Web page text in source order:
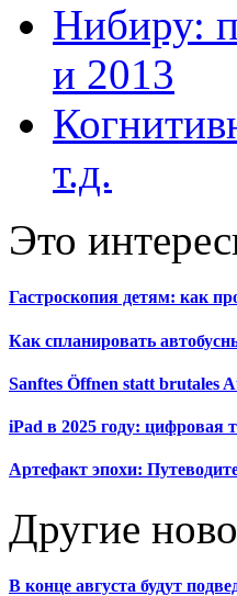
Нибиру:
и 2013
т.д.
Это
Гастроскопия детям: как
Как спланировать
Sanftes Öffnen statt brutales
iPad в 2025 году: цифровая
Артефакт эпохи:
Другие
В конце августа будут